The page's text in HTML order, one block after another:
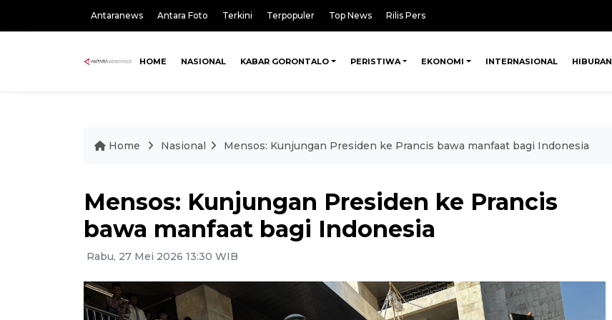
Antaranews Antara Foto Terkini Terpopuler Top News Rilis Pers
HOME NASIONAL KABAR GORONTALO PERISTIWA EKONOMI INTERNASIONAL HIBURAN
Home Nasional Mensos: Kunjungan Presiden ke Prancis bawa manfaat bagi Indonesia
Mensos: Kunjungan Presiden ke Prancis
bawa manfaat bagi Indonesia
Rabu, 27 Mei 2026 13:30 WIB